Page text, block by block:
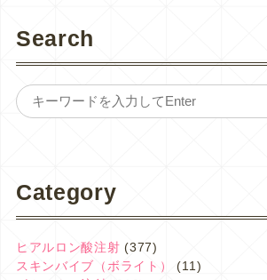
Search
Category
ヒアルロン酸注射 (377)
スキンバイブ（ボライト）
(11)